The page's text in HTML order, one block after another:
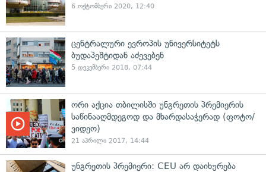
6 ოქტომბერი 2020, 12:40
ცენტრალური ევროპის უნივერსიტეტს
ბუდაპეშტიდან აძევებენ
5 დეკემბერი 2018, 07:44
ორი აქცია თბილისში უნგრეთის პრემიერის
საწინააღმდეგოდ და მხარდასაჭერად (ფოტო/
ვიდეო)
21 აპრილი 2017, 14:44
უნგრეთის პრემიერი: CEU არ დაიხურება